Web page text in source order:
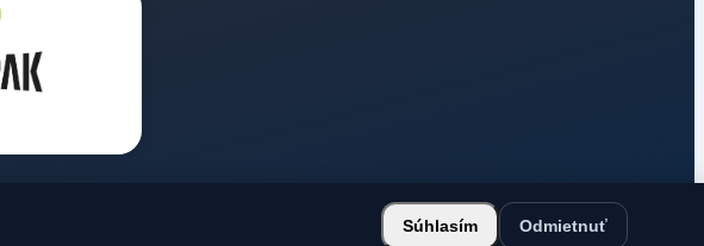
Súhlasím Odmietnuť